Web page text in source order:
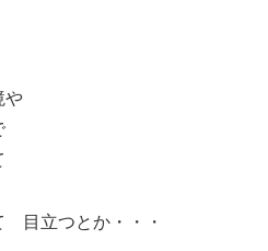
目立つとか・・・